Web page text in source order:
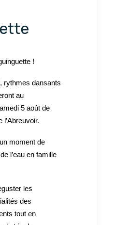
!
rythmes dansants
au
5 août de
l’Abreuvoir.
moment de
l’eau en famille
les
des
tout en